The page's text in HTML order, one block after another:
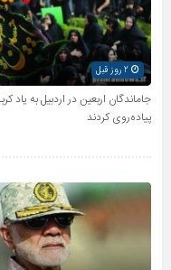
2 روز قبل
جاماندگان اربعین در اردبیل به یاد
پیاده‌روی کردند